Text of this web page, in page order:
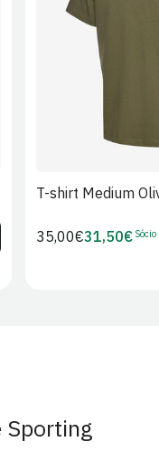
T-shirt Medium
Preço
35,00€Preço
31,50€ Sócio
Sporting